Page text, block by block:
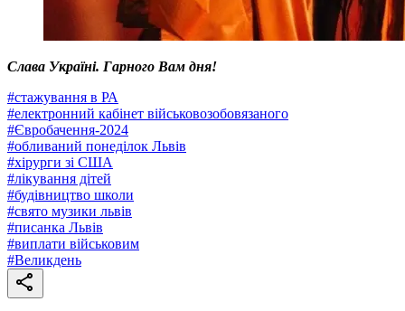
Слава Україні. Гарного Вам дня!
#стажування в РА
#електронний кабінет військовозобовязаного
#Євробачення-2024
#обливаний понеділок Львів
#хірурги зі США
#лікування дітей
#будівництво школи
#свято музики львів
#писанка Львів
#виплати військовим
#Великдень